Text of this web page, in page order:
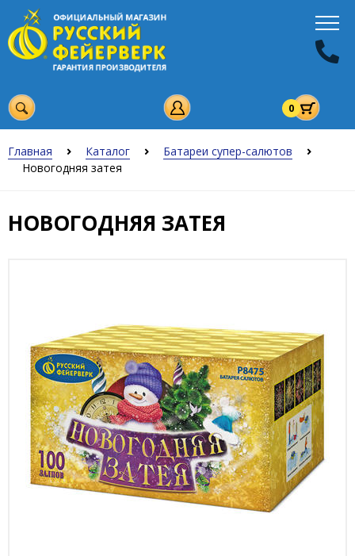
0
Главная Каталог
Батареи супер-салютов
Новогодняя затея
НОВОГОДНЯЯ ЗАТЕЯ